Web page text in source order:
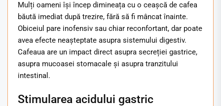
Mulți oameni își încep dimineața cu o ceașcă de cafea
băută imediat după trezire, fără să fi mâncat înainte.
Obiceiul pare inofensiv sau chiar reconfortant, dar poate
avea efecte neașteptate asupra sistemului digestiv.
Cafeaua are un impact direct asupra secreției gastrice,
asupra mucoasei stomacale și asupra tranzitului
intestinal.
Stimularea acidului gastric